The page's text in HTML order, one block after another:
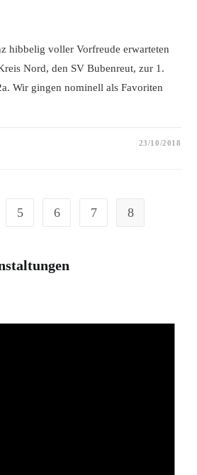
hibbelig voller Vorfreude erwarteten
Nord, den SV Bubenreut, zur 1.
Wir gingen nominell als Favoriten
23/10/2018
5 6 7 8